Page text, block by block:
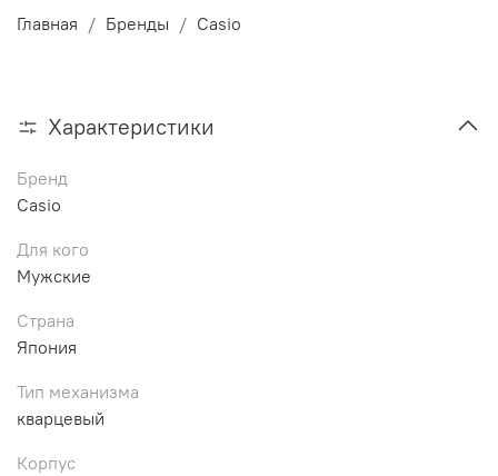
Главная Бренды Casio
Характеристики
Бренд
Casio
Для кого
Мужские
Страна
Япония
Тип механизма
кварцевый
Корпус